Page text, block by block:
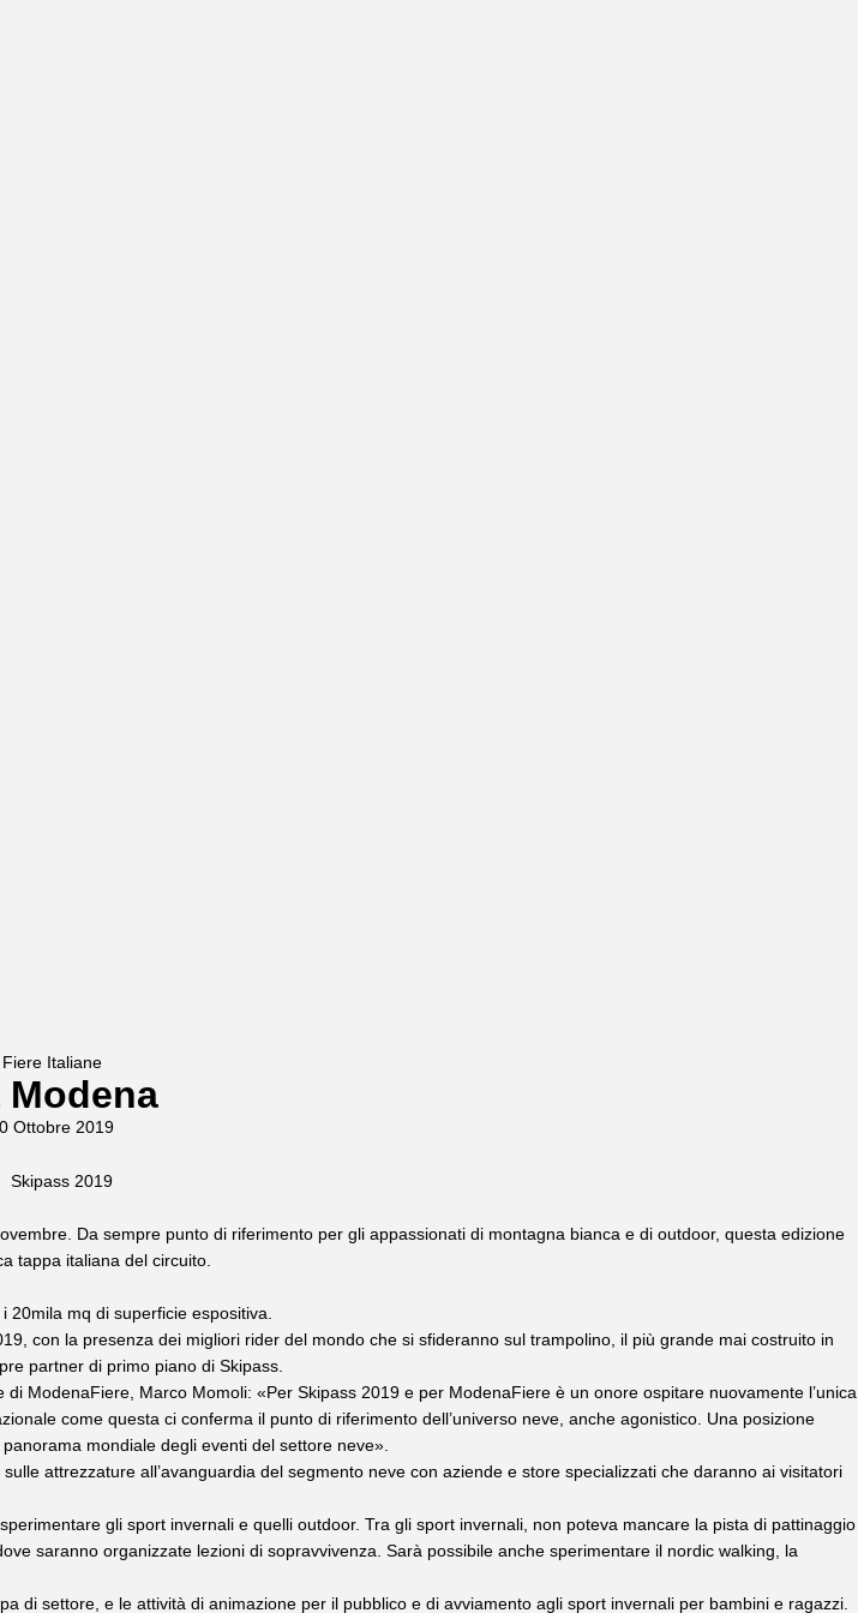
Fiere Italiane
Ottobre 2019
Da sempre punto di riferimento per gli appassionati di montagna bianca e di outdoor, questa edizione
tappa italiana del circuito.
20mila mq di superficie espositiva.
con la presenza dei migliori rider del mondo che si sfideranno sul trampolino, il più grande mai costruito in
partner di primo piano di Skipass.
ModenaFiere, Marco Momoli: «Per Skipass 2019 e per ModenaFiere è un onore ospitare nuovamente l’unica
come questa ci conferma il punto di riferimento dell’universo neve, anche agonistico. Una posizione
mondiale degli eventi del settore neve».
attrezzature all’avanguardia del segmento neve con aziende e store specializzati che daranno ai visitatori
gli sport invernali e quelli outdoor. Tra gli sport invernali, non poteva mancare la pista di pattinaggio
saranno organizzate lezioni di sopravvivenza. Sarà possibile anche sperimentare il nordic walking, la
di settore, e le attività di animazione per il pubblico e di avviamento agli sport invernali per bambini e ragazzi.